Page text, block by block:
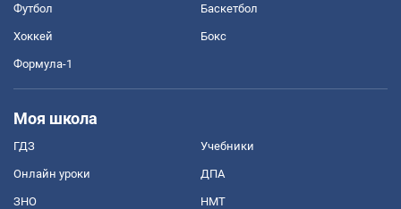
Футбол Баскетбол
Хоккей Бокс
Формула-1
Моя школа
ГДЗ Учебники
Онлайн уроки ДПА
ЗНО НМТ